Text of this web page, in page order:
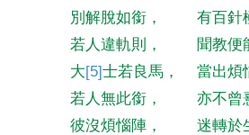
別解脫如銜 ，
有百針
若人違軌則 ，
聞教便
大[5]士若良馬 ，
當出煩
若人無此銜 ，
亦不曾
彼沒煩惱陣 ， 迷轉於